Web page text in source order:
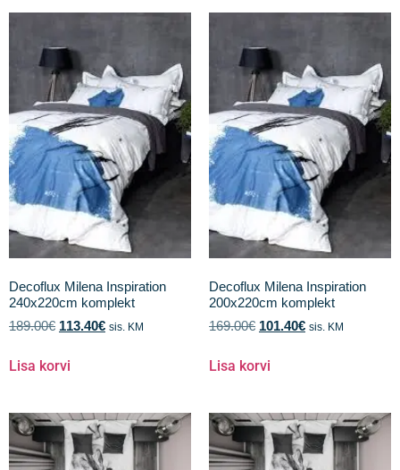
Decoflux Milena Inspiration
240x220cm komplekt
189.00€ 113.40€ sis. KM
Lisa korvi
Decoflux Milena Inspiration
200x220cm komplekt
169.00€ 101.40€ sis. KM
Lisa korvi